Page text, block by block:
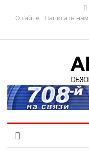
О сайте
Написать нам